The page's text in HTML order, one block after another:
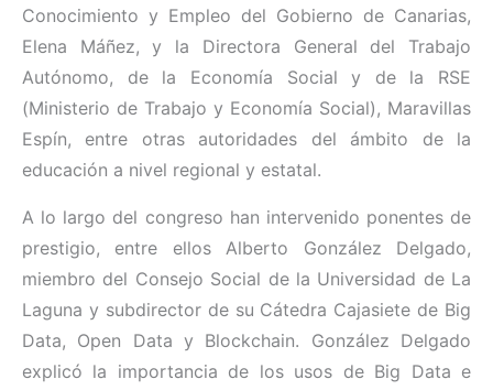
Conocimiento y Empleo del Gobierno de Canarias,
Elena Máñez, y la Directora General del Trabajo
Autónomo, de la Economía Social y de la RSE
(Ministerio de Trabajo y Economía Social), Maravillas
Espín, entre otras autoridades del ámbito de la
educación a nivel regional y estatal.
A lo largo del congreso han intervenido ponentes de
prestigio, entre ellos Alberto González Delgado,
miembro del Consejo Social de la Universidad de La
Laguna y subdirector de su Cátedra Cajasiete de Big
Data, Open Data y Blockchain. González Delgado
explicó la importancia de los usos de Big Data e